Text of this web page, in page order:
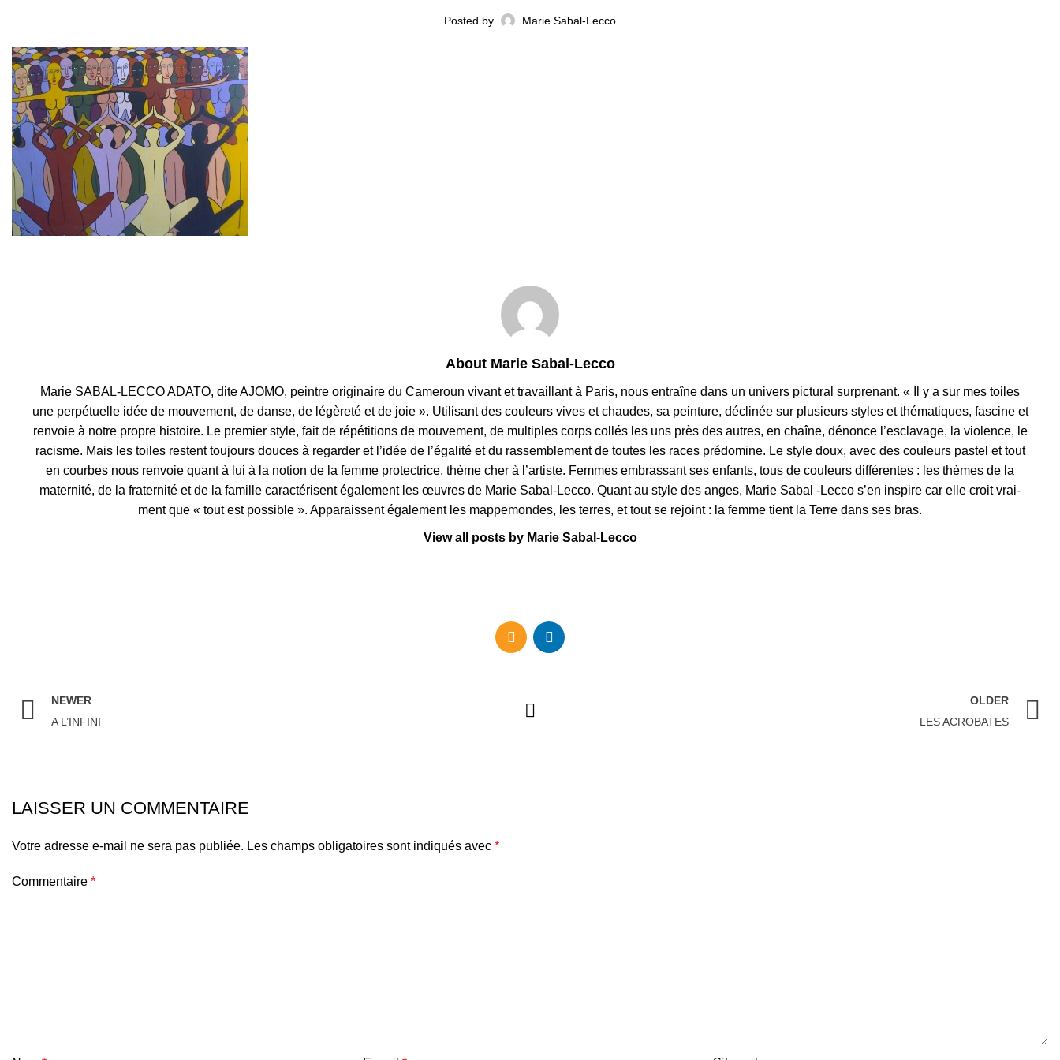
Posted by Marie Sabal-Lecco
About Marie Sabal-Lecco
Marie SABAL-LECCO ADATO, dite AJOMO, peintre originaire du Cameroun vivant et travaillant à Paris, nous entraîne dans un univers pictural surprenant. « Il y a sur mes toiles
une perpétuelle idée de mouvement, de danse, de légèreté et de joie ». Utilisant des couleurs vives et chaudes, sa peinture, déclinée sur plusieurs styles et thématiques, fascine et
renvoie à notre propre histoire. Le premier style, fait de répétitions de mouvement, de multiples corps collés les uns près des autres, en chaîne, dénonce l’esclavage, la violence, le
racisme. Mais les toiles restent toujours douces à regarder et l’idée de l’égalité et du rassemblement de toutes les races prédomine. Le style doux, avec des couleurs pastel et tout
en courbes nous renvoie quant à lui à la notion de la femme protectrice, thème cher à l’artiste. Femmes embrassant ses enfants, tous de couleurs différentes : les thèmes de la
maternité, de la fraternité et de la famille caractérisent également les œuvres de Marie Sabal-Lecco. Quant au style des anges, Marie Sabal -Lecco s’en inspire car elle croit vrai-
ment que « tout est possible ». Apparaissent également les mappemondes, les terres, et tout se rejoint : la femme tient la Terre dans ses bras.
View all posts by Marie Sabal-Lecco
NEWER
A L’INFINI
OLDER
LES ACROBATES
LAISSER UN COMMENTAIRE
Votre adresse e-mail ne sera pas publiée. Les champs obligatoires sont indiqués avec *
Commentaire *